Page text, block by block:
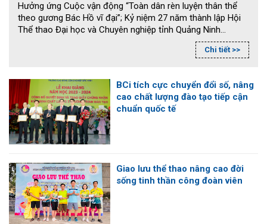
Hưởng ứng Cuộc vận động “Toàn dân rèn luyện thân thể
theo gương Bác Hồ vĩ đại”; Kỷ niệm 27 năm thành lập Hội
Thể thao Đại học và Chuyên nghiệp tỉnh Quảng Ninh
(12/1996- 12/2023); Chào mừng ngày Nhà giáo Việt Nam
20/11; 60 năm thành lập tỉnh Quảng Ninh, trong 2 ngày 04-
nghiệp và Xây dựng (Liên Phương, Phương Đông, Uông Bí,
Quảng Ninh), Hội Thể thao Đại học và chuyên nghiệp
Quảng Ninh thuộc Hội Thể thao Đại học và Chuyên nghiệp
Việt Nam tổ chức Hội thao truyền thống lần thứ XXIII –
năm 2023.
Chi tiết >>
BCi tích cực chuyển đổi số, nâng
cao chất lượng đào tạo tiếp cận
chuẩn quốc tế
Giao lưu thể thao nâng cao đời
sống tinh thần công đoàn viên